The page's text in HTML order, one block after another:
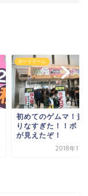
ボードゲーム
【開封】肉フェス公
ーム！？ドラフト・
カー『100% BEE...
2019年1